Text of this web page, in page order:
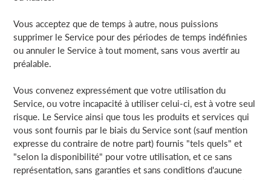
Vous acceptez que de temps à autre, nous puissions
supprimer le Service pour des périodes de temps indéfinies
ou annuler le Service à tout moment, sans vous avertir au
préalable.
Vous convenez expressément que votre utilisation du
Service, ou votre incapacité à utiliser celui-ci, est à votre seul
risque. Le Service ainsi que tous les produits et services qui
vous sont fournis par le biais du Service sont (sauf mention
expresse du contraire de notre part) fournis "tels quels" et
"selon la disponibilité" pour votre utilisation, et ce sans
représentation, sans garanties et sans conditions d'aucune